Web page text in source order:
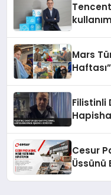
Mars
Filistinli
Cesur
Üssünü